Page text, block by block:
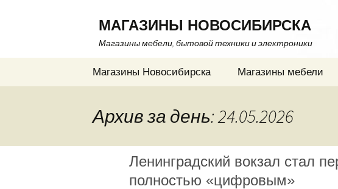
МАГАЗИНЫ НОВОСИБИРСКА
Магазины мебели, бытовой техники и электроники
содержимому
Магазины Новосибирска Магазины мебели
Архив за день: 24.05.2026
Ленинградский вокзал стал
полностью «цифровым»